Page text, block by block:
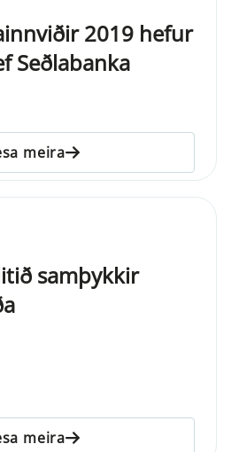
2019 hefur
Seðlabanka
meira
samþykkir
meira